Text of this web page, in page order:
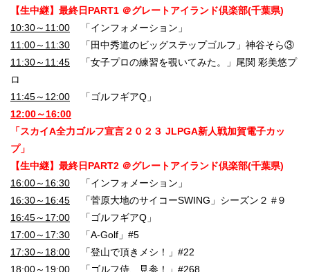
【生中継】最終日PART1 ＠グレートアイランド倶楽部(千葉県)
10:30～11:00 「インフォメーション」
11:00～11:30 「田中秀道のビッグステップゴルフ」神谷そら③
11:30～11:45 「女子プロの練習を覗いてみた。」尾関 彩美悠プ
ロ
11:45～12:00 「ゴルフギアQ」
12:00～16:00
「スカイA全力ゴルフ宣言２０２３ JLPGA新人戦加賀電子カッ
プ」
【生中継】最終日PART2 ＠グレートアイランド倶楽部(千葉県)
16:00～16:30 「インフォメーション」
16:30～16:45 「菅原大地のサイコーSWING」シーズン２ #９
16:45～17:00 「ゴルフギアQ」
17:00～17:30 「A-Golf」#5
17:30～18:00 「登山で頂きメシ！」#22
18:00～19:00 「ゴルフ侍、見参！」#268